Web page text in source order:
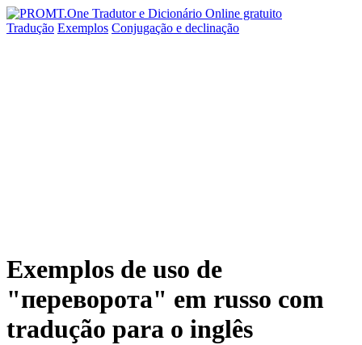
Tradução Exemplos Conjugação e declinação
Exemplos de uso de
"переворота" em russo com
tradução para o inglês